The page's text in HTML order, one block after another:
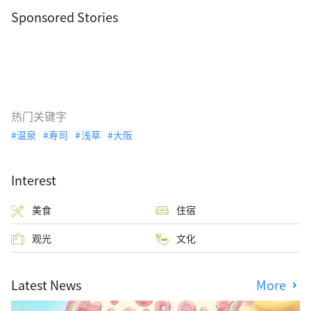
Sponsored Stories
热门关键字
温泉 寿司 浅草 大阪
Interest
美食 住宿
观光 文化
Latest News More